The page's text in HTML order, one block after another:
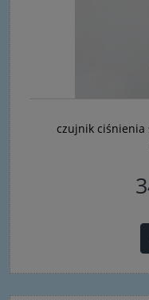
czujnik ciśnienia